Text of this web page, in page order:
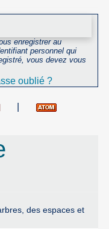
enregistrer au
personnel qui
vous devez vous
oublié ?
des espaces et